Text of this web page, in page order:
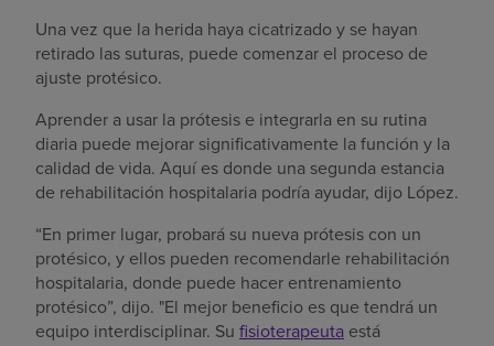
Una vez que la herida haya cicatrizado y se hayan
retirado las suturas, puede comenzar el proceso de
ajuste protésico.
Aprender a usar la prótesis e integrarla en su rutina
diaria puede mejorar significativamente la función y la
calidad de vida. Aquí es donde una segunda estancia
de rehabilitación hospitalaria podría ayudar, dijo López.
“En primer lugar, probará su nueva prótesis con un
protésico, y ellos pueden recomendarle rehabilitación
hospitalaria, donde puede hacer entrenamiento
protésico”, dijo. "El mejor beneficio es que tendrá un
equipo interdisciplinar. Su fisioterapeuta está